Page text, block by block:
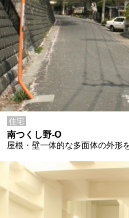
住宅
南つくし野-O
屋根・壁一体的な多面体の外形